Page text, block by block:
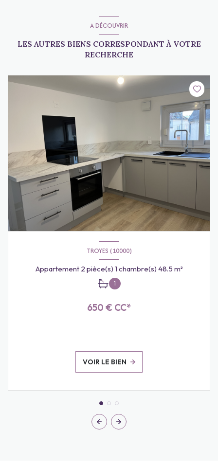
A DÉCOUVRIR
LES AUTRES BIENS CORRESPONDANT À VOTRE
RECHERCHE
TROYES (10000)
Appartement 2 pièce(s) 1 chambre(s) 48.5 m²
1
650 € CC*
VOIR LE BIEN